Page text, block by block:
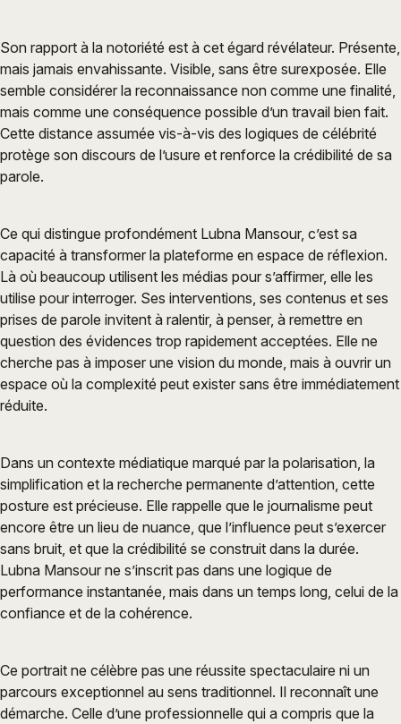
Son rapport à la notoriété est à cet égard révélateur. Présente,
mais jamais envahissante. Visible, sans être surexposée. Elle
semble considérer la reconnaissance non comme une finalité,
mais comme une conséquence possible d’un travail bien fait.
Cette distance assumée vis-à-vis des logiques de célébrité
protège son discours de l’usure et renforce la crédibilité de sa
parole.
Ce qui distingue profondément Lubna Mansour, c’est sa
capacité à transformer la plateforme en espace de réflexion.
Là où beaucoup utilisent les médias pour s’affirmer, elle les
utilise pour interroger. Ses interventions, ses contenus et ses
prises de parole invitent à ralentir, à penser, à remettre en
question des évidences trop rapidement acceptées. Elle ne
cherche pas à imposer une vision du monde, mais à ouvrir un
espace où la complexité peut exister sans être immédiatement
réduite.
Dans un contexte médiatique marqué par la polarisation, la
simplification et la recherche permanente d’attention, cette
posture est précieuse. Elle rappelle que le journalisme peut
encore être un lieu de nuance, que l’influence peut s’exercer
sans bruit, et que la crédibilité se construit dans la durée.
Lubna Mansour ne s’inscrit pas dans une logique de
performance instantanée, mais dans un temps long, celui de la
confiance et de la cohérence.
Ce portrait ne célèbre pas une réussite spectaculaire ni un
parcours exceptionnel au sens traditionnel. Il reconnaît une
démarche. Celle d’une professionnelle qui a compris que la